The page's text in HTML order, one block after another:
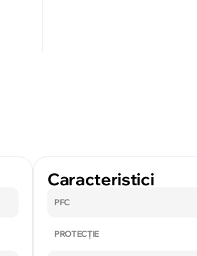
Caracteristici
PFC
PROTECȚIE